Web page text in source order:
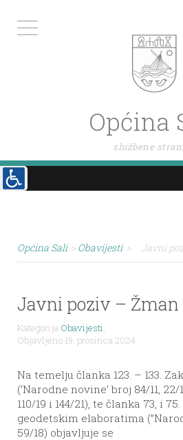
Općina
službene
Općina Sali > Obavijesti > Javni
Javni poziv – Žman
Kategorija Obavijesti,
Objavljeno 19. prosinca 2024.
Na temelju članka 123. – 133.
(‘Narodne novine’ broj 84/11, 22/
110/19 i 144/21), te članka 73, i
geodetskim elaboratima
59/18) objavljuje se